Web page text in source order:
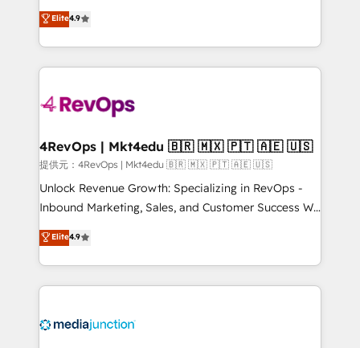
HubSpot experience ✔️Flexible pricing models —
Hourly-fee (assigned one Dedicated HubSpot
requirement). ✔️Helped over 25,000+ customers so
far with our HubSpot solutions. ✔️Bespoke apps &
on-demand bundle services. Connect with us today!
Hire an agency that's experienced in every inch of
HubSpot and willing to work hand-in-hand with your
team to simplify the complex and build a better
experience for your team and customers.
Elite4.9
4RevOps | Mkt4edu 🇧🇷 🇲🇽 🇵🇹 🇦🇪 🇺🇸
提供元：4RevOps | Mkt4edu 🇧🇷 🇲🇽 🇵🇹 🇦🇪 🇺🇸
Unlock Revenue Growth: Specializing in RevOps -
Inbound Marketing, Sales, and Customer Success We
specialize in driving revenue growth for companies
across industries through tailored marketing, sales,
and customer success strategies, utilizing RevOps
methodologies. As Latin America's largest HubSpot
offer unparalleled insights. Operating in five
Elite4.9